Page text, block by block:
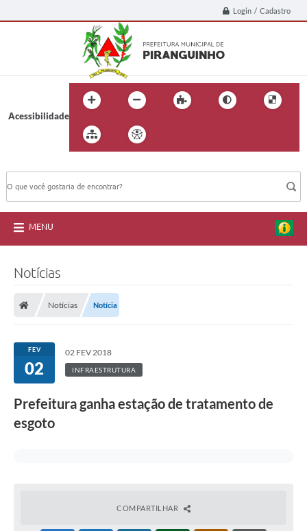
Login / Cadastro
Acessibilidade
MENU
Notícias
Notícias Notícia
FEV
02
02 FEV 2018
INFRAESTRUTURA
Prefeitura ganha estação de tratamento de
esgoto
COMPARTILHAR